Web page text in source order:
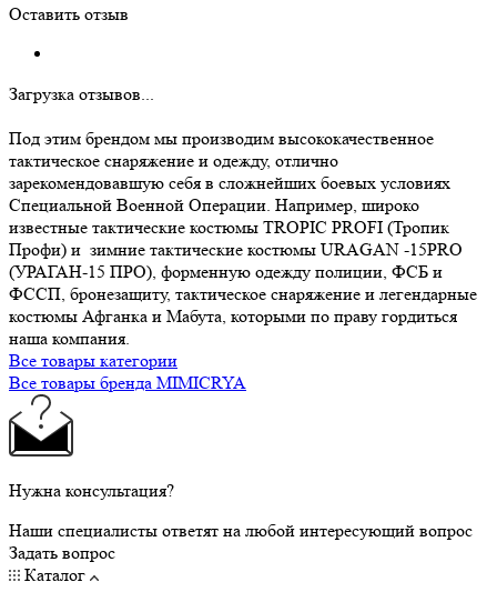
Оставить отзыв
Загрузка отзывов...
Под этим брендом мы производим высококачественное
тактическое снаряжение и одежду, отлично
зарекомендовавшую себя в сложнейших боевых условиях
Специальной Военной Операции. Например, широко
известные тактические костюмы TROPIC PROFI (Тропик
Профи) и зимние тактические костюмы URAGAN -15PRO
(УРАГАН-15 ПРО), форменную одежду полиции, ФСБ и
ФССП, бронезащиту, тактическое снаряжение и легендарные
костюмы Афганка и Мабута, которыми по праву гордиться
наша компания.
Все товары категории
Все товары бренда MIMICRYA
Нужна консультация?
Наши специалисты ответят на любой интересующий вопрос
Задать вопрос
Каталог